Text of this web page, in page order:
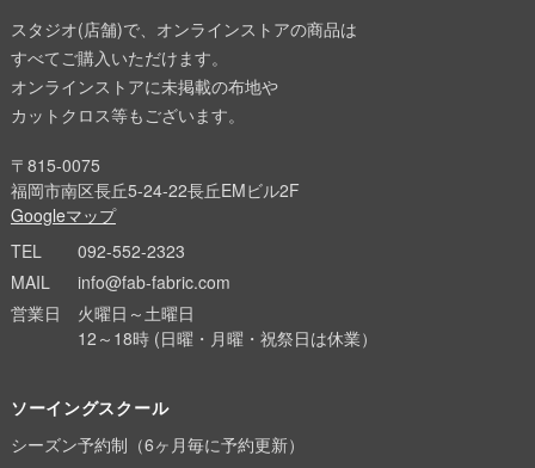
スタジオ(店舗)で、オンラインストアの商品は
すべてご購入いただけます。
オンラインストアに未掲載の布地や
カットクロス等もございます。
〒815-0075
福岡市南区長丘5-24-22長丘EMビル2F
Googleマップ
TEL
092-552-2323
MAIL
info@fab-fabric.com
営業日
火曜日～土曜日
12～18時 (日曜・月曜・祝祭日は休業）
ソーイングスクール
シーズン予約制（6ヶ月毎に予約更新）